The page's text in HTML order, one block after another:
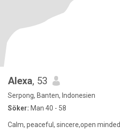
Alexa, 53
Serpong, Banten, Indonesien
Söker: Man 40 - 58
Calm, peaceful, sincere,open minded.